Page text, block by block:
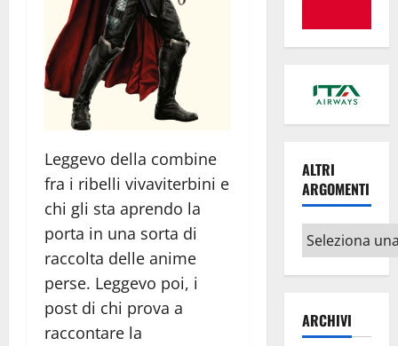
Leggevo della combine
fra i ribelli vivaviterbini e
chi gli sta aprendo la
porta in una sorta di
raccolta delle anime
perse. Leggevo poi, i
post di chi prova a
raccontare la
ALTRI
ARGOMENTI
Altri
argomenti
ARCHIVI